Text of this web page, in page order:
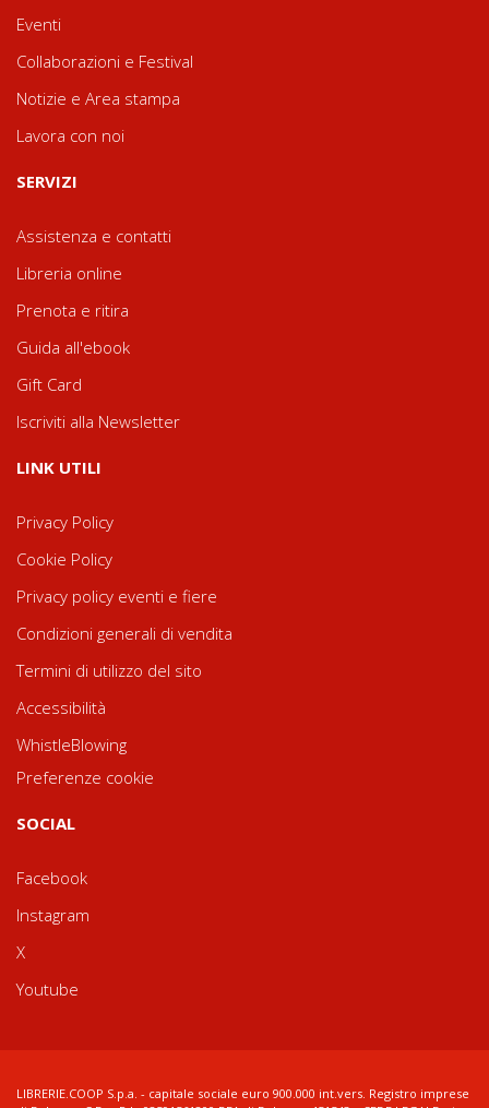
Eventi
Collaborazioni e Festival
Notizie e Area stampa
Lavora con noi
SERVIZI
Assistenza e contatti
Libreria online
Prenota e ritira
Guida all'ebook
Gift Card
Iscriviti alla Newsletter
LINK UTILI
Privacy Policy
Cookie Policy
Privacy policy eventi e fiere
Condizioni generali di vendita
Termini di utilizzo del sito
Accessibilità
WhistleBlowing
Preferenze cookie
SOCIAL
Facebook
Instagram
X
Youtube
LIBRERIE.COOP S.p.a. - capitale sociale euro 900.000 int.vers. Registro imprese